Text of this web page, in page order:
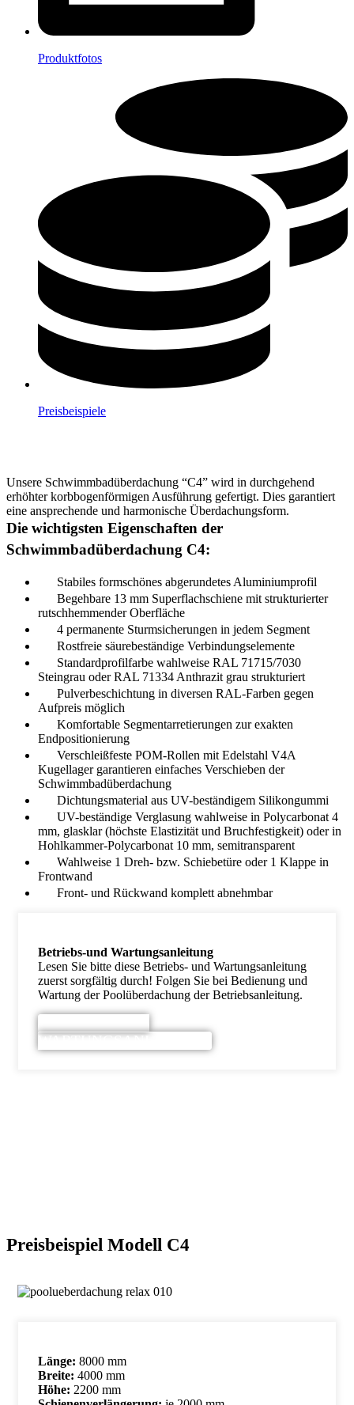
Produktfotos
Preisbeispiele
Unsere Schwimmbadüberdachung “C4” wird in durchgehend
erhöhter korbbogenförmigen Ausführung gefertigt. Dies garantiert
eine ansprechende und harmonische Überdachungsform.
Die wichtigsten Eigenschaften der
Schwimmbadüberdachung C4:
Stabiles formschönes abgerundetes Aluminiumprofil
Begehbare 13 mm Superflachschiene mit strukturierter
rutschhemmender Oberfläche
4 permanente Sturmsicherungen in jedem Segment
Rostfreie säurebeständige Verbindungselemente
Standardprofilfarbe wahlweise RAL 71715/7030
Steingrau oder RAL 71334 Anthrazit grau strukturiert
Pulverbeschichtung in diversen RAL-Farben gegen
Aufpreis möglich
Komfortable Segmentarretierungen zur exakten
Endpositionierung
Verschleißfeste POM-Rollen mit Edelstahl V4A
Kugellager garantieren einfaches Verschieben der
Schwimmbadüberdachung
Dichtungsmaterial aus UV-beständigem Silikongummi
UV-beständige Verglasung wahlweise in Polycarbonat 4
mm, glasklar (höchste Elastizität und Bruchfestigkeit) oder in
Hohlkammer-Polycarbonat 10 mm, semitransparent
Wahlweise 1 Dreh- bzw. Schiebetüre oder 1 Klappe in
Frontwand
Front- und Rückwand komplett abnehmbar
Betriebs-und Wartungsanleitung
Lesen Sie bitte diese Betriebs- und Wartungsanleitung
zuerst sorgfältig durch! Folgen Sie bei Bedienung und
Wartung der Poolüberdachung der Betriebsanleitung.
WARTUNGSANLEITUNG
Preisbeispiel Modell C4
Länge: 8000 mm
Breite: 4000 mm
Höhe: 2200 mm